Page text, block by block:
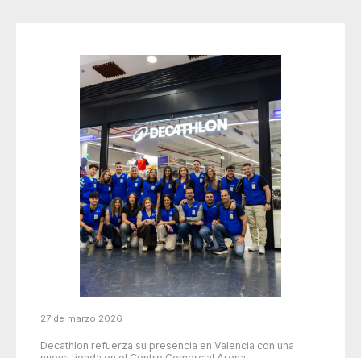
27 de marzo 2026
Decathlon refuerza su presencia en Valencia con una